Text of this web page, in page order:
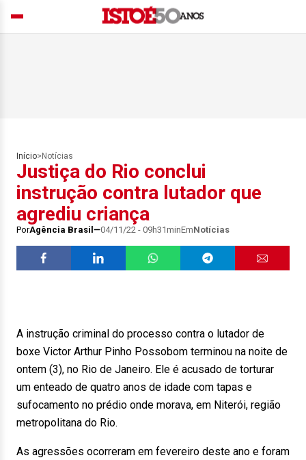
Início> Notícias
Justiça do Rio conclui
instrução contra lutador que
agrediu criança
PorAgência Brasil 04/11/22 - 09h31minEmNotícias
A instrução criminal do processo contra o lutador de
boxe Victor Arthur Pinho Possobom terminou na noite de
ontem (3), no Rio de Janeiro. Ele é acusado de torturar
um enteado de quatro anos de idade com tapas e
sufocamento no prédio onde morava, em Niterói, região
metropolitana do Rio.
As agressões ocorreram em fevereiro deste ano e foram